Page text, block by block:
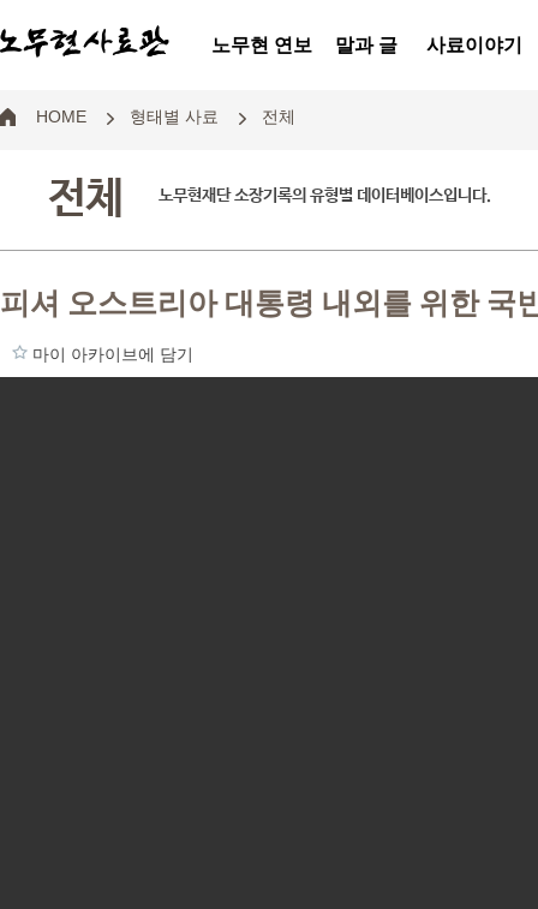
노무현 연보 말과 글 사료이야기
HOME 형태별 사료 전체
전체 노무현재단 소장기록의 유형별 데이터베이스입니다.
피셔 오스트리아 대통령 내외를 위한 국
마이 아카이브에 담기